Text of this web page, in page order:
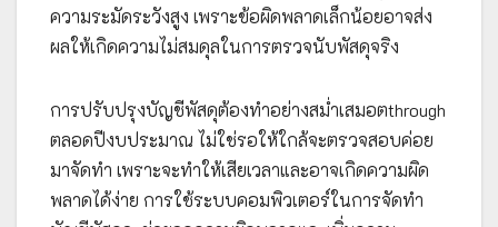
ความระมัดระวังสูง เพราะข้อผิดพลาดเล็กน้อยอาจส่ง
ผลให้เกิดความไม่สมดุลในการตรวจนับพัสดุจริง
การปรับปรุงบัญชีพัสดุต้องทำอย่างสม่ำเสมอตthrough
ตลอดปีงบประมาณ ไม่ใช่รอให้ใกล้จะตรวจสอบค่อย
มาจัดทำ เพราะจะทำให้เสียเวลาและอาจเกิดความผิด
พลาดได้ง่าย การใช้ระบบคอมพิวเตอร์ในการจัดทำ